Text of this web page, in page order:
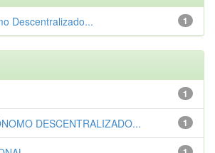
1
Descentralizado...
1
1
DESCENTRALIZADO...